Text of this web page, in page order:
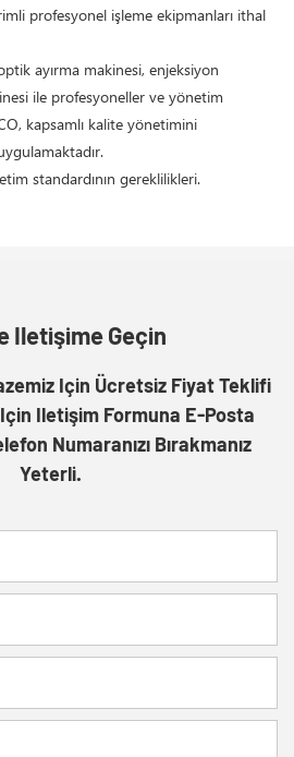
profesyonel işleme ekipmanları ithal
ayırma makinesi, enjeksiyon
ile profesyoneller ve yönetim
kapsamlı kalite yönetimini
standardının gereklilikleri.
Iletişime Geçin
Için Ücretsiz Fiyat Teklifi
Iletişim Formuna E-Posta
Numaranızı Bırakmanız
Yeterli.